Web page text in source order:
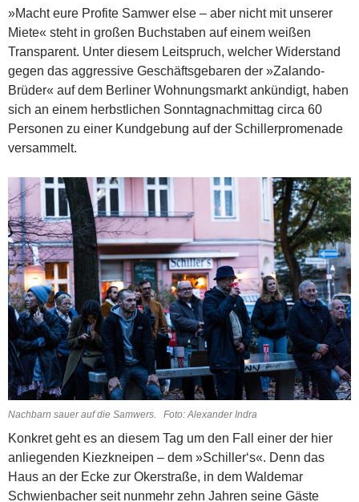
»Macht eure Profite Samwer else – aber nicht mit unserer
Miete« steht in großen Buchstaben auf einem weißen
Transparent. Unter diesem Leitspruch, welcher Widerstand
gegen das aggressive Geschäftsgebaren der »Zalando-
Brüder« auf dem Berliner Wohnungsmarkt ankündigt, haben
sich an einem herbstlichen Sonntagnachmittag circa 60
Personen zu einer Kundgebung auf der Schillerpromenade
versammelt.
Nachbarn sauer auf die Samwers. Foto: Alexander Indra
Konkret geht es an diesem Tag um den Fall einer der hier
anliegenden Kiezkneipen – dem »Schiller‘s«. Denn das
Haus an der Ecke zur Okerstraße, in dem Waldemar
Schwienbacher seit nunmehr zehn Jahren seine Gäste